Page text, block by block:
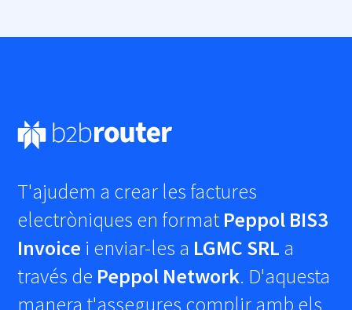
T'ajudem a crear les factures
electròniques en format Peppol BIS3
Invoice i enviar-les a LGMC SRL a
través de Peppol Network. D'aquesta
manera t'assegures complir amb els